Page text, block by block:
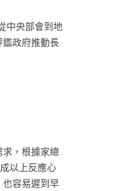
中央部會到地
政府推動長
，根據家總
以上反應心
容易遲到早